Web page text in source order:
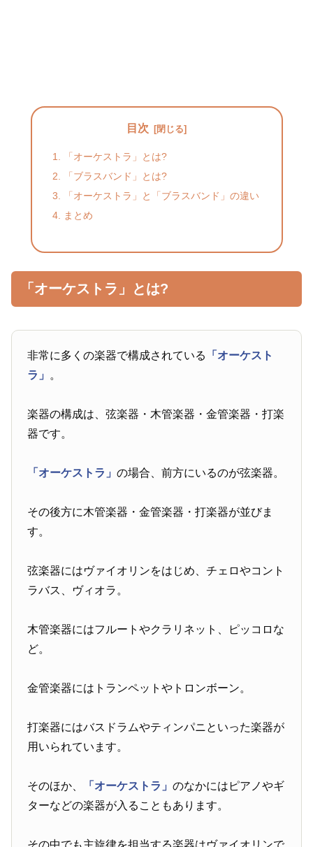
目次
「オーケストラ」とは?
「ブラスバンド」とは?
「オーケストラ」と「ブラスバンド」の違い
まとめ
「オーケストラ」とは?
非常に多くの楽器で構成されている
「オーケスト
ラ」 。
楽器の構成は、弦楽器・木管楽器・金管楽器・打楽
器です。
「オーケストラ」の場合、前方にいるのが弦楽器。
その後方に木管楽器・金管楽器・打楽器が並びま
す。
弦楽器にはヴァイオリンをはじめ、チェロやコント
ラバス、ヴィオラ。
木管楽器にはフルートやクラリネット、ピッコロな
ど。
金管楽器にはトランペットやトロンボーン。
打楽器にはバスドラムやティンパニといった楽器が
用いられています。
そのほか、 「オーケストラ」のなかにはピアノやギ
ターなどの楽器が入ることもあります。